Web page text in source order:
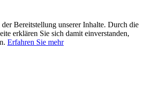
Bereitstellung unserer Inhalte. Durch die
erklären Sie sich damit einverstanden,
Erfahren Sie mehr